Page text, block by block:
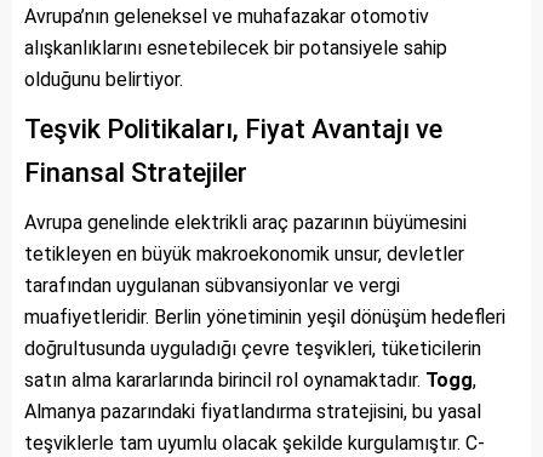
Avrupa’nın geleneksel ve muhafazakar otomotiv
alışkanlıklarını esnetebilecek bir potansiyele sahip
olduğunu belirtiyor.
Teşvik Politikaları, Fiyat Avantajı ve
Finansal Stratejiler
Avrupa genelinde elektrikli araç pazarının büyümesini
tetikleyen en büyük makroekonomik unsur, devletler
tarafından uygulanan sübvansiyonlar ve vergi
muafiyetleridir. Berlin yönetiminin yeşil dönüşüm hedefleri
doğrultusunda uyguladığı çevre teşvikleri, tüketicilerin
satın alma kararlarında birincil rol oynamaktadır. Togg,
Almanya pazarındaki fiyatlandırma stratejisini, bu yasal
teşviklerle tam uyumlu olacak şekilde kurgulamıştır. C-